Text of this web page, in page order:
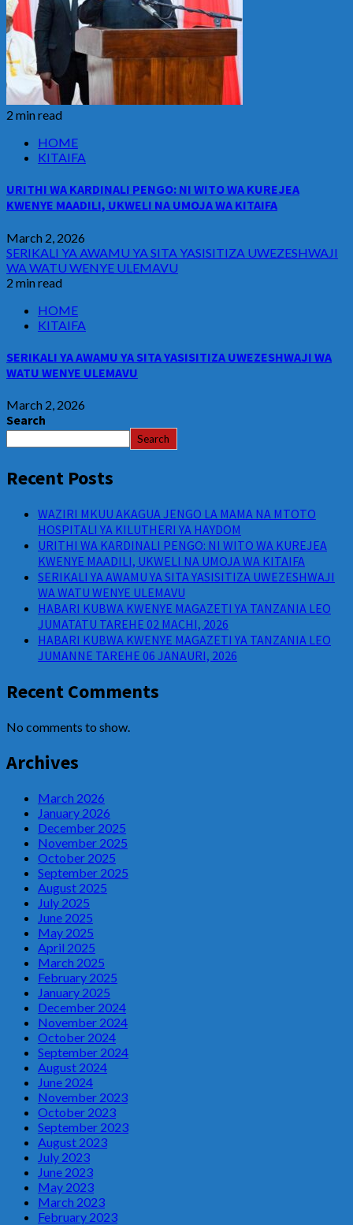
2 min read
HOME
KITAIFA
URITHI WA KARDINALI PENGO: NI WITO WA KUREJEA
KWENYE MAADILI, UKWELI NA UMOJA WA KITAIFA
March 2, 2026
SERIKALI YA AWAMU YA SITA YASISITIZA UWEZESHWAJI
WA WATU WENYE ULEMAVU
2 min read
HOME
KITAIFA
SERIKALI YA AWAMU YA SITA YASISITIZA UWEZESHWAJI WA
WATU WENYE ULEMAVU
March 2, 2026
Search
Search
Recent Posts
WAZIRI MKUU AKAGUA JENGO LA MAMA NA MTOTO
HOSPITALI YA KILUTHERI YA HAYDOM
URITHI WA KARDINALI PENGO: NI WITO WA KUREJEA
KWENYE MAADILI, UKWELI NA UMOJA WA KITAIFA
SERIKALI YA AWAMU YA SITA YASISITIZA UWEZESHWAJI
WA WATU WENYE ULEMAVU
HABARI KUBWA KWENYE MAGAZETI YA TANZANIA LEO
JUMATATU TAREHE 02 MACHI, 2026
HABARI KUBWA KWENYE MAGAZETI YA TANZANIA LEO
JUMANNE TAREHE 06 JANAURI, 2026
Recent Comments
No comments to show.
Archives
March 2026
January 2026
December 2025
November 2025
October 2025
September 2025
August 2025
July 2025
June 2025
May 2025
April 2025
March 2025
February 2025
January 2025
December 2024
November 2024
October 2024
September 2024
August 2024
June 2024
November 2023
October 2023
September 2023
August 2023
July 2023
June 2023
May 2023
March 2023
February 2023